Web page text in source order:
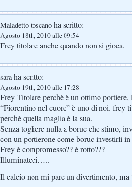
Maladetto toscano ha scritto:
Agosto 18th, 2010 alle 09:54
Frey titolare anche quando non si gioca.
saraha scritto:
Agosto 19th, 2010 alle 17:28
Frey Titolare perchè è un ottimo portiere,
“Fiorentino nel cuore” è uno di noi. frey
perchè quella maglia è la sua.
Senza togliere nulla a boruc che stimo,
con un portierone come boruc investirli
Frey è compromesso?? è rotto???
Illuminateci…..
Il calcio non mi pare un divertimento,